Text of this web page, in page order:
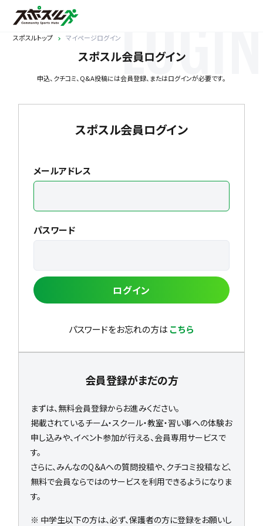
スポスルトップ マイページログイン
スポスル会員ログイン
申込、クチコミ、Q&A投稿には会員登録、またはログインが必要です。
LOGIN
スポスル会員ログイン
メールアドレス
パスワード
ログイン
パスワードをお忘れの方は こちら
会員登録がまだの方
まずは、無料会員登録からお進みください。
掲載されているチーム・スクール・教室・習い事への体験お
申し込みや、イベント参加が行える、会員専用サービスで
す。
さらに、みんなのQ＆Aへの質問投稿や、クチコミ投稿など、
無料で会員ならではのサービスを利用できるようになりま
す。
※ 中学生以下の方は、必ず、保護者の方に登録をお願いし